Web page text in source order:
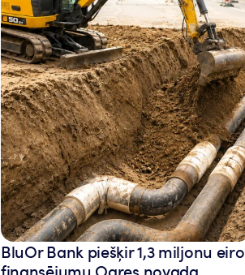
BluOr Bank piešķir 1,3 miljonu eiro